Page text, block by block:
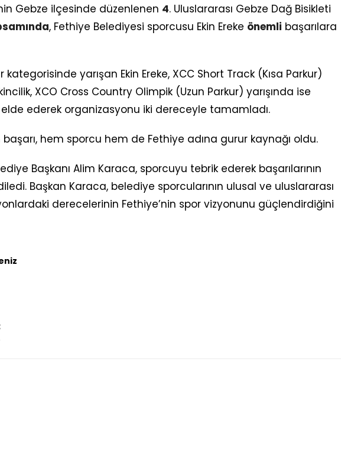
Gebze ilçesinde düzenlenen 4. Uluslararası Gebze Dağ Bisikleti
, Fethiye Belediyesi sporcusu Ekin Ereke önemli başarılara
kategorisinde yarışan Ekin Ereke, XCC Short Track (Kısa Parkur)
XCO Cross Country Olimpik (Uzun Parkur) yarışında ise
ederek organizasyonu iki dereceyle tamamladı.
başarı, hem sporcu hem de Fethiye adına gurur kaynağı oldu.
Başkanı Alim Karaca, sporcuyu tebrik ederek başarılarının
Başkan Karaca, belediye sporcularının ulusal ve uluslararası
derecelerinin Fethiye’nin spor vizyonunu güçlendirdiğini